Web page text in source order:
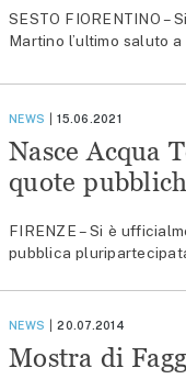
SESTO FIORENTINO –
Martino l’ultimo saluto
NEWS 15.06.2021
Nasce Acqua
quote
FIRENZE – Si è
pubblica
NEWS 20.07.2014
Mostra di